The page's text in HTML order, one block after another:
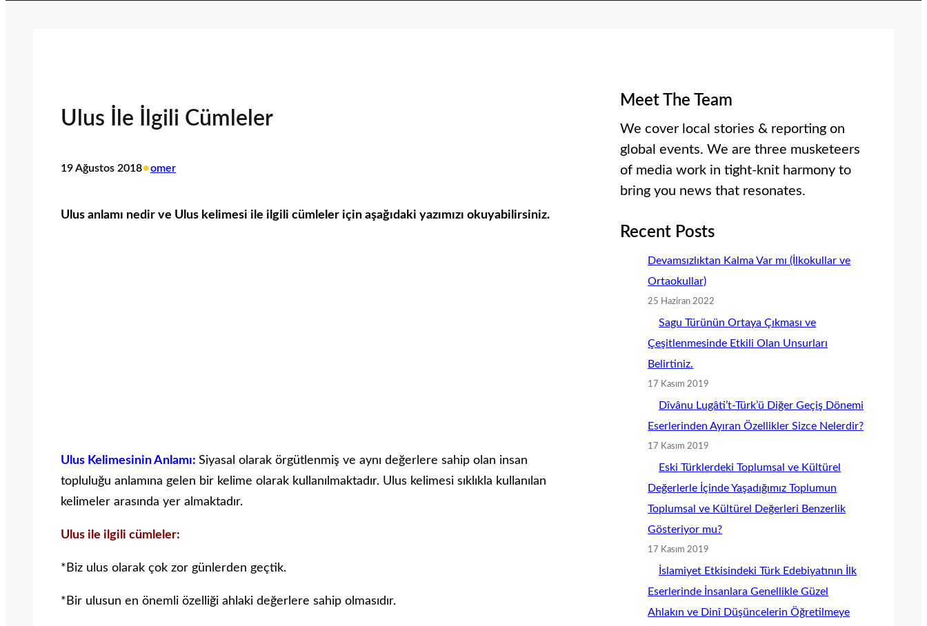
Ulus İle İlgili Cümleler
19 Ağustos 2018•omer
Ulus anlamı nedir ve Ulus kelimesi ile ilgili cümleler için aşağıdaki yazımızı okuyabilirsiniz.
Ulus Kelimesinin Anlamı: Siyasal olarak örgütlenmiş ve aynı değerlere sahip olan insan
topluluğu anlamına gelen bir kelime olarak kullanılmaktadır. Ulus kelimesi sıklıkla kullanılan
kelimeler arasında yer almaktadır.
Ulus ile ilgili cümleler:
*Biz ulus olarak çok zor günlerden geçtik.
*Bir ulusun en önemli özelliği ahlaki değerlere sahip olmasıdır.
Meet The Team
We cover local stories & reporting on
global events. We are three musketeers
of media work in tight-knit harmony to
bring you news that resonates.
Recent Posts
Devamsızlıktan Kalma Var mı (İlkokullar ve
Ortaokullar)
25 Haziran 2022
Sagu Türünün Ortaya Çıkması ve
Çeşitlenmesinde Etkili Olan Unsurları
Belirtiniz.
17 Kasım 2019
Dîvânu Lugâti’t-Türk’ü Diğer Geçiş Dönemi
Eserlerinden Ayıran Özellikler Sizce Nelerdir?
17 Kasım 2019
Eski Türklerdeki Toplumsal ve Kültürel
Değerlerle İçinde Yaşadığımız Toplumun
Toplumsal ve Kültürel Değerleri Benzerlik
Gösteriyor mu?
17 Kasım 2019
İslamiyet Etkisindeki Türk Edebiyatının İlk
Eserlerinde İnsanlara Genellikle Güzel
Ahlakın ve Dinî Düşüncelerin Öğretilmeye